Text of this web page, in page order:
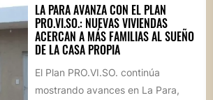
LA PARA AVANZA CON EL PLAN
PRO.VI.SO.: NUEVAS VIVIENDAS
ACERCAN A MÁS FAMILIAS AL SUEÑO
DE LA CASA PROPIA
El Plan PRO.VI.SO. continúa
mostrando avances en La Para,